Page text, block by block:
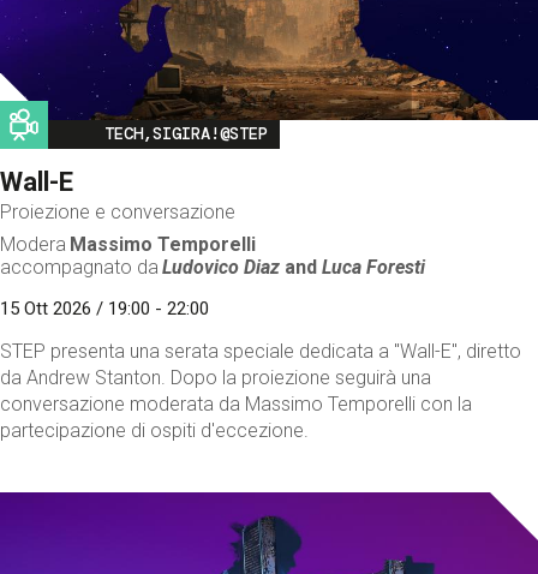
Image
TECH,SIGIRA!@STEP
Wall-E
Proiezione e conversazione
Modera Massimo Temporelli
accompagnato da Ludovico Diaz andLuca Foresti
15 Ott 2026 / 19:00 - 22:00
STEP presenta una serata speciale dedicata a "Wall-E", diretto
da Andrew Stanton. Dopo la proiezione seguirà una
conversazione moderata da Massimo Temporelli con la
partecipazione di ospiti d'eccezione.